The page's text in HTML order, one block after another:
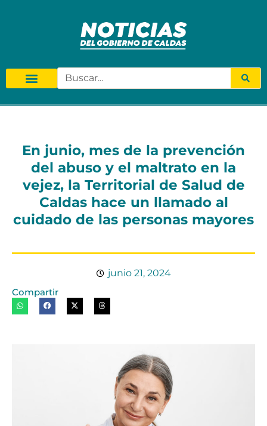
En junio, mes de la prevención
del abuso y el maltrato en la
vejez, la Territorial de Salud de
Caldas hace un llamado al
cuidado de las personas mayores
junio 21, 2024
Compartir